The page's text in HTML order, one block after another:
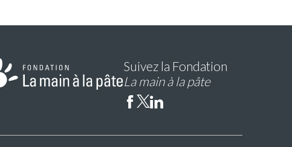
Suivez la Fondation
La main à la pâte